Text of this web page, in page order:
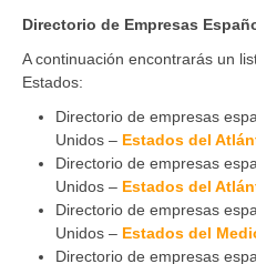
Directorio de Empresas
A continuación encontrarás un
Estados:
Directorio de empresas
Unidos – Estados del
Directorio de empresas
Unidos – Estados del
Directorio de empresas
Unidos – Estados del
Directorio de empresas